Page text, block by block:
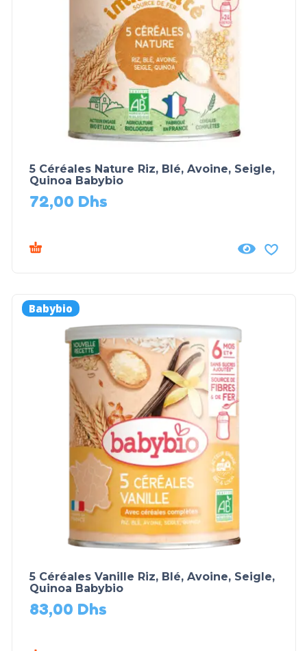
5 Céréales Nature Riz, Blé, Avoine, Seigle,
Quinoa Babybio
72,00 Dhs
Babybio
5 Céréales Vanille Riz, Blé, Avoine, Seigle,
Quinoa Babybio
83,00 Dhs